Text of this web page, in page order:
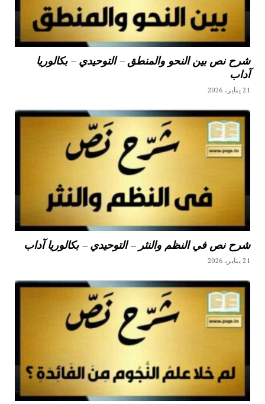
شرح نص بين النحو والمنطق – التوحيدي – بكالوريا
آداب
21 يناير، 2026
شرح نص في النظم والنثر – التوحيدي – بكالوريا آداب
21 يناير، 2026